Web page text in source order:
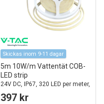
Skickas inom 9-11 dagar
5m 10W/m Vattentät COB-
LED strip
24V DC, IP67, 320 LED per meter,
COB LED
397 kr